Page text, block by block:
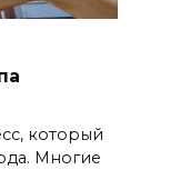
который
Многие